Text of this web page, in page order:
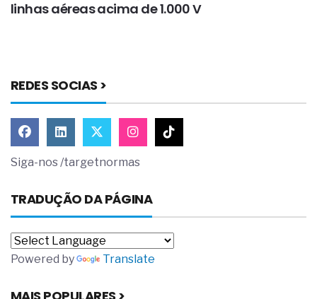
linhas aéreas acima de 1.000 V
REDES SOCIAS >
Siga-nos /targetnormas
TRADUÇÃO DA PÁGINA
Powered by Translate